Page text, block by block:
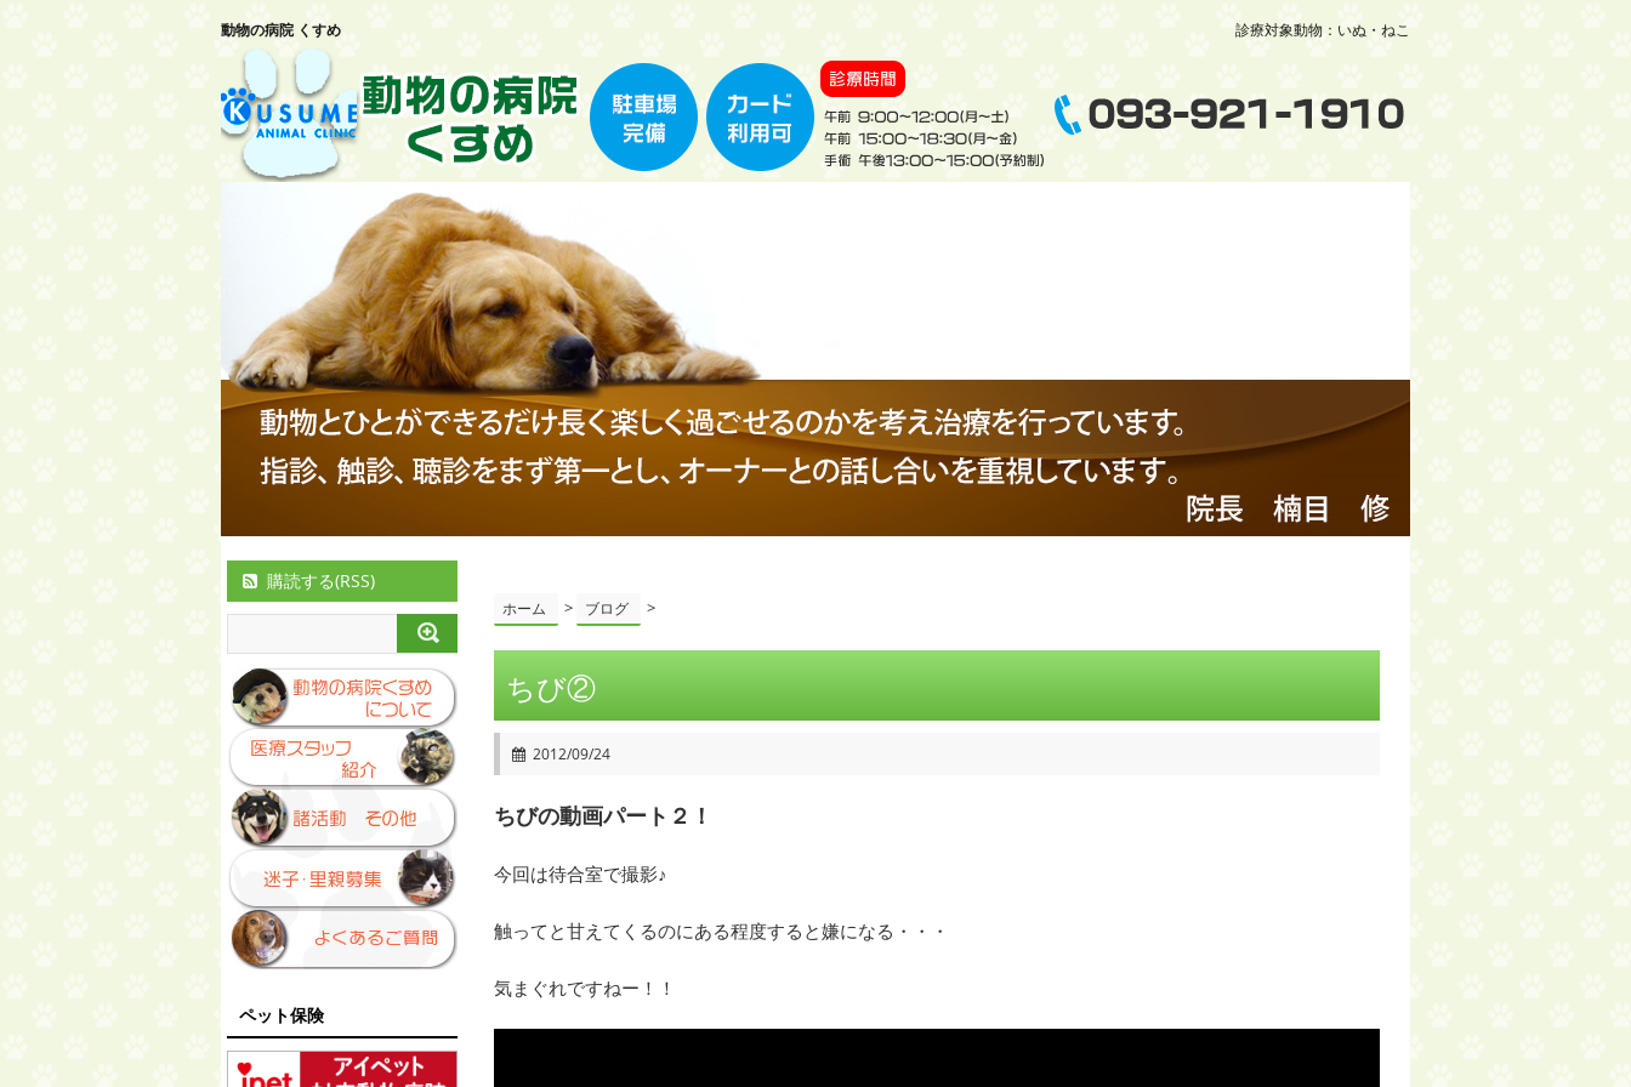
動物の病院 くすめ 診療対象動物：いぬ・ねこ
ホーム > ブログ >
ちび②
2012/09/24
ちびの動画パート２！
今回は待合室で撮影♪
触ってと甘えてくるのにある程度すると嫌になる・・・
気まぐれですねー！！
購読する(RSS)
ペット保険